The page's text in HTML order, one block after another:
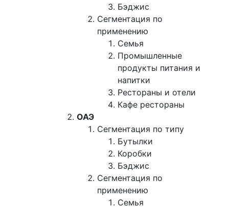
Бэджис
Сегментация по
применению
Семья
Промышленные
продукты питания и
напитки
Рестораны и отели
Кафе рестораны
ОАЭ
Сегментация по типу
Бутылки
Коробки
Бэджис
Сегментация по
применению
Семья